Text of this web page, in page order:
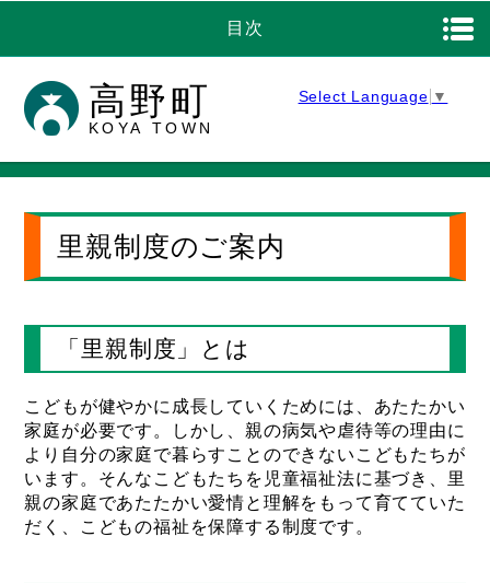
高野町
KOYA TOWN
Select Language ▼
目次
里親制度のご案内
「里親制度」とは
こどもが健やかに成長していくためには、あたたかい
家庭が必要です。しかし、親の病気や虐待等の理由に
より自分の家庭で暮らすことのできないこどもたちが
います。そんなこどもたちを児童福祉法に基づき、里
親の家庭であたたかい愛情と理解をもって育てていた
だく、こどもの福祉を保障する制度です。